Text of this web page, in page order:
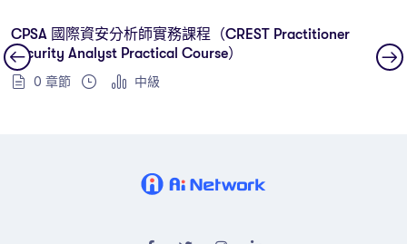
CPSA 國際資安分析師實務課程（CREST Practitioner
Security Analyst Practical Course）
0 章節 中級